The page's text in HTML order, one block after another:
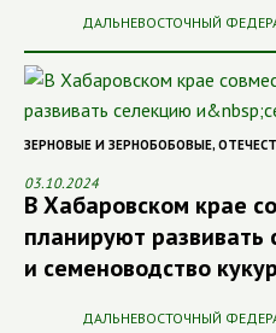
ДАЛЬНЕВОСТОЧНЫЙ
ЗЕРНОВЫЕ И ЗЕРНОБОБОВЫЕ,
03.10.2024
В Хабаровском крае
планируют развивать
и семеноводство
ДАЛЬНЕВОСТОЧНЫЙ